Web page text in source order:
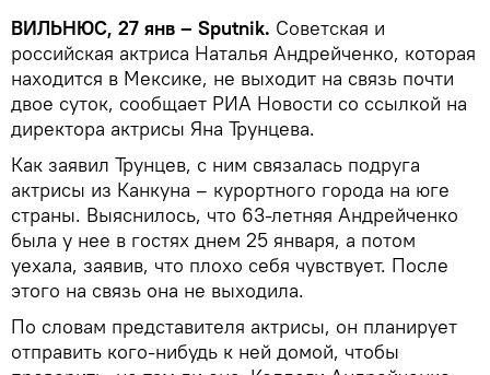
ВИЛЬНЮС, 27 янв – Sputnik. Советская и
российская актриса Наталья Андрейченко, которая
находится в Мексике, не выходит на связь почти
двое суток, сообщает РИА Новости со ссылкой на
директора актрисы Яна Трунцева.
Как заявил Трунцев, с ним связалась подруга
актрисы из Канкуна – курортного города на юге
страны. Выяснилось, что 63-летняя Андрейченко
была у нее в гостях днем 25 января, а потом
уехала, заявив, что плохо себя чувствует. После
этого на связь она не выходила.
По словам представителя актрисы, он планирует
отправить кого-нибудь к ней домой, чтобы